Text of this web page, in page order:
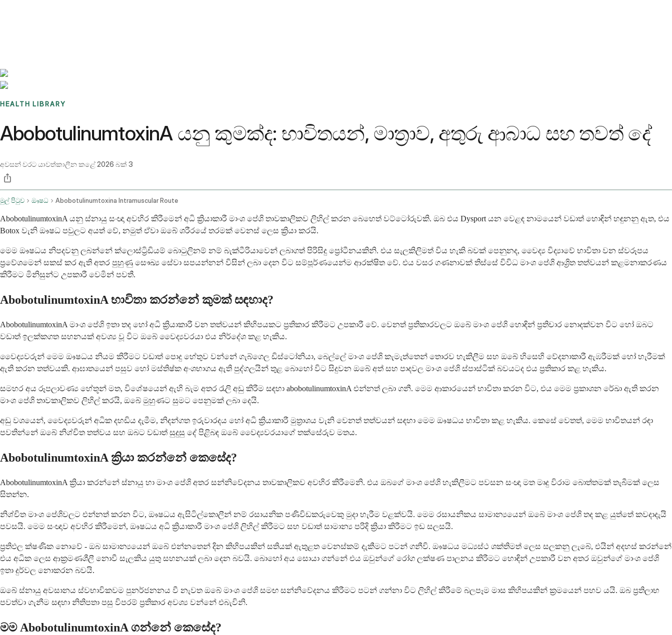
HEALTH LIBRARY
AbobotulinumtoxinA යනු කුමක්ද: භාවිතයන්, මාත්‍රාව, අතුරු ආබාධ සහ තවත් දේ
අවසන් වරට යාවත්කාලීන කළේ2026 බක් 3
මුල් පිටුව ඖෂධ Abobotulinumtoxina Intramuscular Route
AbobotulinumtoxinA යනු ස්නායු සංඥා අවහිර කිරීමෙන් අධි ක්‍රියාකාරී මාංශ පේශි තාවකාලිකව ලිහිල් කරන බෙහෙත් වට්ටෝරුවකි. ඔබ එය Dysport යන වෙළඳ නාමයෙන් වඩාත් හොඳින් හඳුනනු ඇත, එය
Botox වැනි ඖෂධ පවුලට අයත් වේ, නමුත් ඒවා ඔබේ ශරීරයේ තරමක් වෙනස් ලෙස ක්‍රියා කරයි.
මෙම ඖෂධය නිපදවනු ලබන්නේ ක්ලොස්ට්‍රිඩියම් බොටුලිනම් නම් බැක්ටීරියාවෙන් ලබාගත් පිරිසිදු ප්‍රෝටීනයකිනි. එය සැලකිලිමත් විය හැකි බවක් පෙනුනද, වෛද්‍ය විද්‍යාවේ භාවිතා වන ස්වරූපය
ප්‍රවේශමෙන් සකස් කර ඇති අතර පුහුණු සෞඛ්‍ය සේවා සපයන්නන් විසින් ලබා දෙන විට සම්පූර්ණයෙන්ම ආරක්ෂිත වේ. එය වසර ගණනාවක් තිස්සේ විවිධ මාංශ පේශි ආශ්‍රිත තත්වයන් කළමනාකරණය
කිරීමට මිනිසුන්ට උපකාරී වෙමින් පවතී.
AbobotulinumtoxinA භාවිතා කරන්නේ කුමක් සඳහාද?
AbobotulinumtoxinA මාංශ පේශි ඉතා තද හෝ අධි ක්‍රියාකාරී වන තත්වයන් කිහිපයකට ප්‍රතිකාර කිරීමට උපකාරී වේ. වෙනත් ප්‍රතිකාරවලට ඔබේ මාංශ පේශි හොඳින් ප්‍රතිචාර නොදක්වන විට හෝ ඔබට
වඩාත් ඉලක්කගත සහනයක් අවශ්‍ය වූ විට ඔබේ වෛද්‍යවරයා එය නිර්දේශ කළ හැකිය.
වෛද්‍යවරුන් මෙම ඖෂධය නියම කිරීමට වඩාත් පොදු හේතුව වන්නේ ගැබ්ගෙල ඩිස්ටෝනියා, බෙල්ලේ මාංශ පේශි කැමැත්තෙන් තොරව හැකිලීම සහ ඔබේ හිසෙහි වේදනාකාරී ඇඹරීමක් හෝ හැරීමක්
ඇති කරන තත්වයකි. ආඝාතයෙන් පසුව හෝ මස්තිෂ්ක අංශභාගය ඇති පුද්ගලයින් තුළ බොහෝ විට සිදුවන ඔබේ අත් සහ පාදවල මාංශ පේශි ස්පාස්ටික් බවයටද එය ප්‍රතිකාර කළ හැකිය.
සමහර අය රූපලාවණ්‍ය හේතූන් මත, විශේෂයෙන් ඇහි බැම අතර රැලි අඩු කිරීම සඳහා abobotulinumtoxinA එන්නත් ලබා ගනී. මෙම ආකාරයෙන් භාවිතා කරන විට, එය මෙම ප්‍රකාශන රේඛා ඇති කරන
මාංශ පේශි තාවකාලිකව ලිහිල් කරයි, ඔබේ මුහුණට සුමට පෙනුමක් ලබා දෙයි.
අඩු වශයෙන්, වෛද්‍යවරුන් අධික දහඩිය දැමීම, නිදන්ගත ඉරුවාරදය හෝ අධි ක්‍රියාකාරී මුත්‍රාශය වැනි වෙනත් තත්වයන් සඳහා මෙම ඖෂධය භාවිතා කළ හැකිය. කෙසේ වෙතත්, මෙම භාවිතයන් රඳා
පවතින්නේ ඔබේ නිශ්චිත තත්වය සහ ඔබට වඩාත් සුදුසු දේ පිළිබඳ ඔබේ වෛද්‍යවරයාගේ තක්සේරුව මතය.
AbobotulinumtoxinA ක්‍රියා කරන්නේ කෙසේද?
AbobotulinumtoxinA ක්‍රියා කරන්නේ ස්නායු හා මාංශ පේශි අතර සන්නිවේදනය තාවකාලිකව අවහිර කිරීමෙනි. එය ඔබගේ මාංශ පේශි හැකිලීමට පවසන සංඥා මත මෘදු විරාම බොත්තමක් තැබීමක් ලෙස
සිතන්න.
නිශ්චිත මාංශ පේශිවලට එන්නත් කරන විට, ඖෂධය ඇසිටිල්කොලීන් නම් රසායනික පණිවිඩකරුවෙකු මුදා හැරීම වළක්වයි. මෙම රසායනිකය සාමාන්‍යයෙන් ඔබේ මාංශ පේශි තද කළ යුත්තේ කවදාදැයි
පවසයි. මෙම සංඥාව අවහිර කිරීමෙන්, ඖෂධය අධි ක්‍රියාකාරී මාංශ පේශි ලිහිල් කිරීමට සහ වඩාත් සාමාන්‍ය පරිදි ක්‍රියා කිරීමට ඉඩ සලසයි.
ප්‍රතිඵල ක්ෂණික නොවේ - ඔබ සාමාන්‍යයෙන් ඔබේ එන්නතෙන් දින කිහිපයකින් සතියක් ඇතුළත වෙනස්කම් දැකීමට පටන් ගනීවි. ඖෂධය මධ්‍යස්ථ ශක්තිමත් ලෙස සලකනු ලැබේ, එයින් අදහස් කරන්නේ
එය අධික ලෙස ආක්‍රමණශීලී නොවී සැලකිය යුතු සහනයක් ලබා දෙන බවයි. බොහෝ අය සොයා ගන්නේ එය ඔවුන්ගේ රෝග ලක්ෂණ පාලනය කිරීමට හොඳින් උපකාරී වන අතර ඔවුන්ගේ මාංශ පේශි
ඉතා දුර්වල නොකරන බවයි.
ඔබේ ස්නායු අවසානය ස්වභාවිකවම පුනර්ජනනය වී නැවත ඔබේ මාංශ පේශි සමඟ සන්නිවේදනය කිරීමට පටන් ගන්නා විට ලිහිල් කිරීමේ බලපෑම මාස කිහිපයකින් ක්‍රමයෙන් පහව යයි. ඔබ ප්‍රතිලාභ
පවත්වා ගැනීම සඳහා නිතිපතා පසු විපරම් ප්‍රතිකාර අවශ්‍ය වන්නේ එබැවිනි.
මම AbobotulinumtoxinA ගන්නේ කෙසේද?